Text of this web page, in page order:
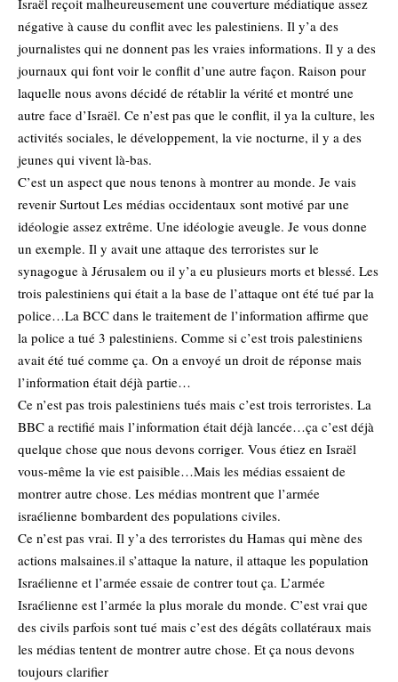
négative à cause du conflit avec les palestiniens. Il y’a des
journalistes qui ne donnent pas les vraies informations. Il y a des
journaux qui font voir le conflit d’une autre façon. Raison pour
laquelle nous avons décidé de rétablir la vérité et montré une
autre face d’Israël. Ce n’est pas que le conflit, il ya la culture, les
activités sociales, le développement, la vie nocturne, il y a des
jeunes qui vivent là-bas.
C’est un aspect que nous tenons à montrer au monde. Je vais
revenir Surtout Les médias occidentaux sont motivé par une
idéologie assez extrême. Une idéologie aveugle. Je vous donne
un exemple. Il y avait une attaque des terroristes sur le
synagogue à Jérusalem ou il y’a eu plusieurs morts et blessé. Les
trois palestiniens qui était a la base de l’attaque ont été tué par la
police…La BCC dans le traitement de l’information affirme que
la police a tué 3 palestiniens. Comme si c’est trois palestiniens
avait été tué comme ça. On a envoyé un droit de réponse mais
l’information était déjà partie…
Ce n’est pas trois palestiniens tués mais c’est trois terroristes. La
BBC a rectifié mais l’information était déjà lancée…ça c’est déjà
quelque chose que nous devons corriger. Vous étiez en Israël
vous-même la vie est paisible…Mais les médias essaient de
montrer autre chose. Les médias montrent que l’armée
israélienne bombardent des populations civiles.
Ce n’est pas vrai. Il y’a des terroristes du Hamas qui mène des
actions malsaines.il s’attaque la nature, il attaque les population
Israélienne et l’armée essaie de contrer tout ça. L’armée
Israélienne est l’armée la plus morale du monde. C’est vrai que
des civils parfois sont tué mais c’est des dégâts collatéraux mais
les médias tentent de montrer autre chose. Et ça nous devons
toujours clarifier